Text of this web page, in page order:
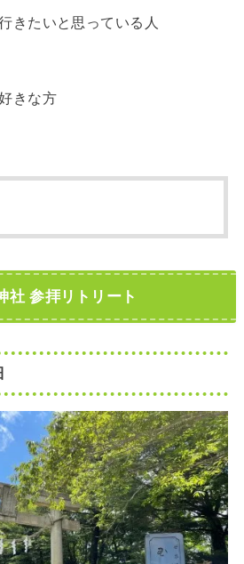
きたいと思っている人
きな方
社 参拝リトリート